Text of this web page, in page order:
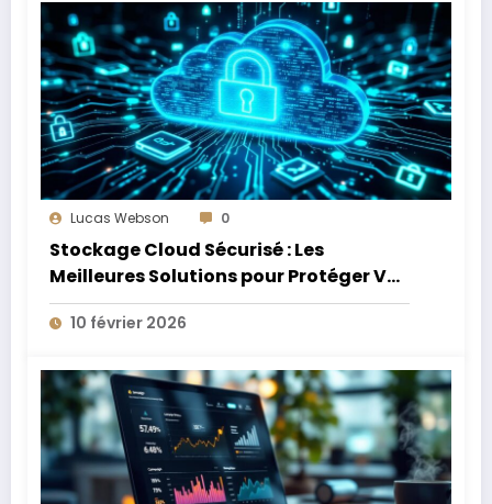
Lucas Webson 0
Stockage Cloud Sécurisé : Les
Meilleures Solutions pour Protéger Vos
Données Sensibles
10 février 2026